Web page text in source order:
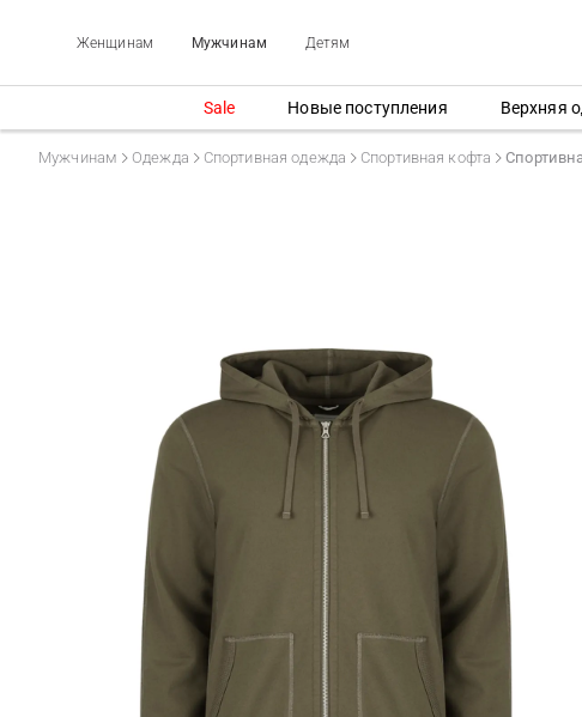
Женщинам Мужчинам Детям
Sale Новые поступления Верхняя
Мужчинам Одежда Спортивная одежда Спортивная кофта